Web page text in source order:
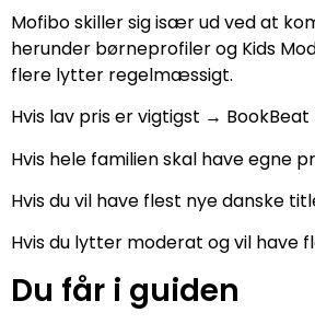
Mofibo skiller sig især ud ved at
herunder børneprofiler og Kids
flere lytter regelmæssigt.
Hvis lav pris er vigtigst → BookBeat
Hvis hele familien skal have egne
Hvis du vil have flest nye danske
Hvis du lytter moderat og vil have
Du får i guiden